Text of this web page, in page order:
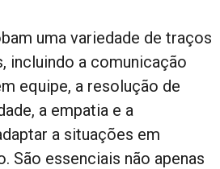
uma variedade de traços
incluindo a comunicação
equipe, a resolução de
a empatia e a
a situações em
São essenciais não apenas